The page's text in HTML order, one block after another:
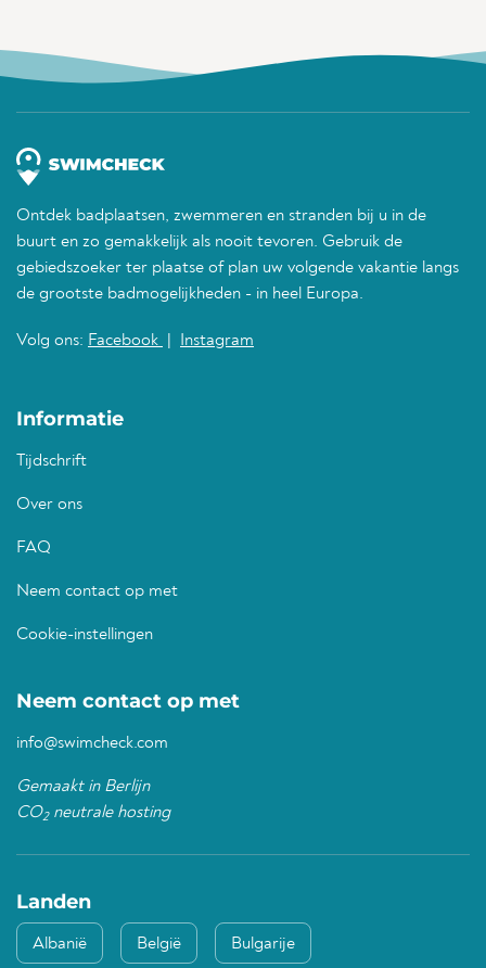
Ontdek badplaatsen, zwemmeren en stranden bij u in de
buurt en zo gemakkelijk als nooit tevoren. Gebruik de
gebiedszoeker ter plaatse of plan uw volgende vakantie langs
de grootste badmogelijkheden - in heel Europa.
Volg ons: Facebook Instagram
Informatie
Tijdschrift
Over ons
FAQ
Neem contact op met
Cookie-instellingen
Neem contact op met
info@swimcheck.com
Gemaakt in Berlijn
CO2neutrale hosting
Landen
Albanië België Bulgarije